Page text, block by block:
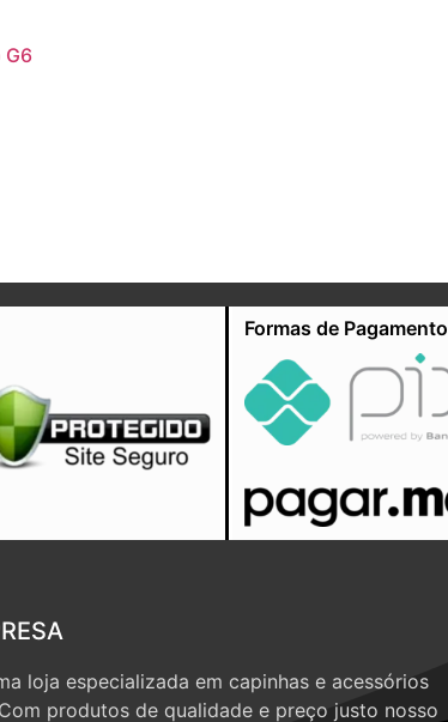
G6
Formas de Pagamento
loja especializada em capinhas e acessórios
produtos de qualidade e preço justo nosso